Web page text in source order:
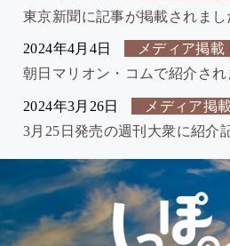
東京新聞に記事が掲載されまし
2024年4月4日
メディア掲載
朝日マリオン・コムで紹介され
2024年3月26日
メディア掲載
3月25日発売の週刊大衆に紹介